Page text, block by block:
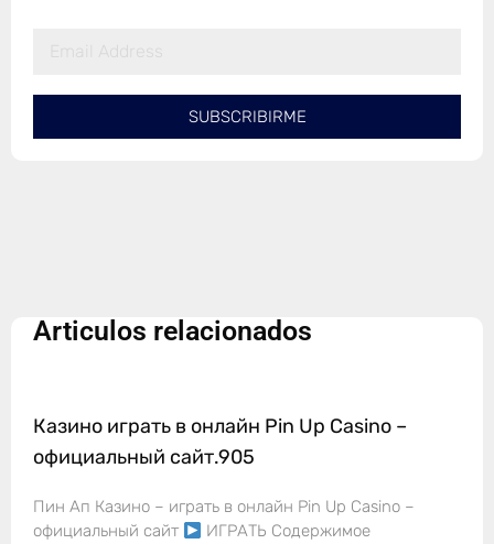
SUBSCRIBIRME
Articulos relacionados
Казино играть в онлайн Pin Up Casino –
официальный сайт.905
Пин Ап Казино – играть в онлайн Pin Up Casino –
официальный сайт
ИГРАТЬ Содержимое